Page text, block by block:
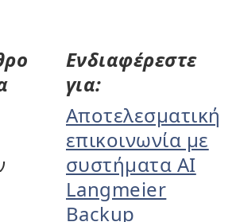
Ενδιαφέρεστε
για:
Αποτελεσματική
επικοινωνία με
συστήματα AI
Langmeier
Backup